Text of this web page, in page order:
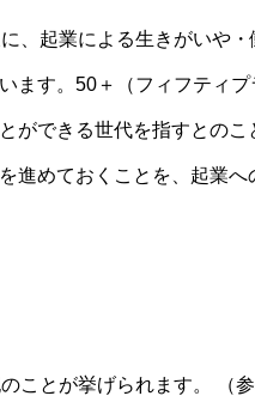
、起業による生きがいや
ます。50＋（フィフティ
ができる世代を指すとの
進めておくことを、起業
ことが挙げられます。 （参